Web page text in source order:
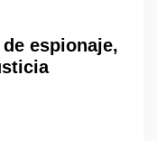
espionaje,